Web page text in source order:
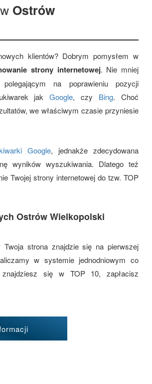
Ostrów
klientów? Dobrym pomysłem w
strony internetowej. Nie mniej
na poprawieniu pozycji
jakGoogle, czy Bing. Choć
we właściwym czasie przyniesie
Google, jednakże zdecydowana
wyników wyszukiwania. Dlatego też
Twojej strony internetowej do tzw. TOP
Ostrów Wielkopolski
strona znajdzie się na pierwszej
w systemie jednodniowym co
się w TOP 10, zapłacisz